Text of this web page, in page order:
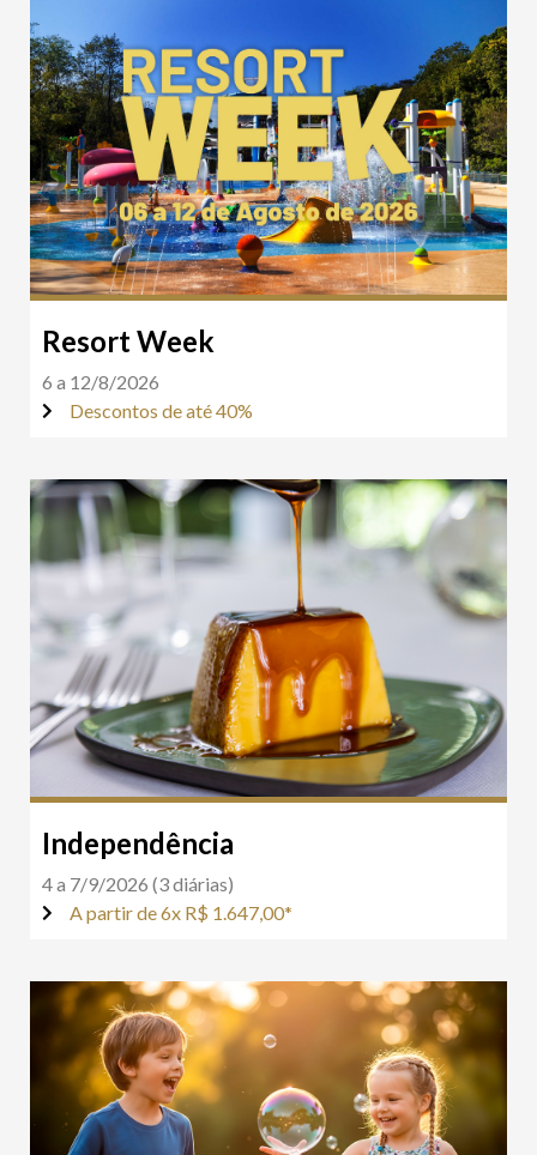
Resort Week
6 a 12/8/2026
Descontos de até 40%
Independência
4 a 7/9/2026 (3 diárias)
A partir de 6x R$ 1.647,00*